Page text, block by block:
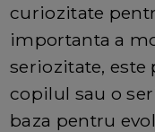
curiozitate
importanta a
seriozitate, este
copilul sau o
baza pentru